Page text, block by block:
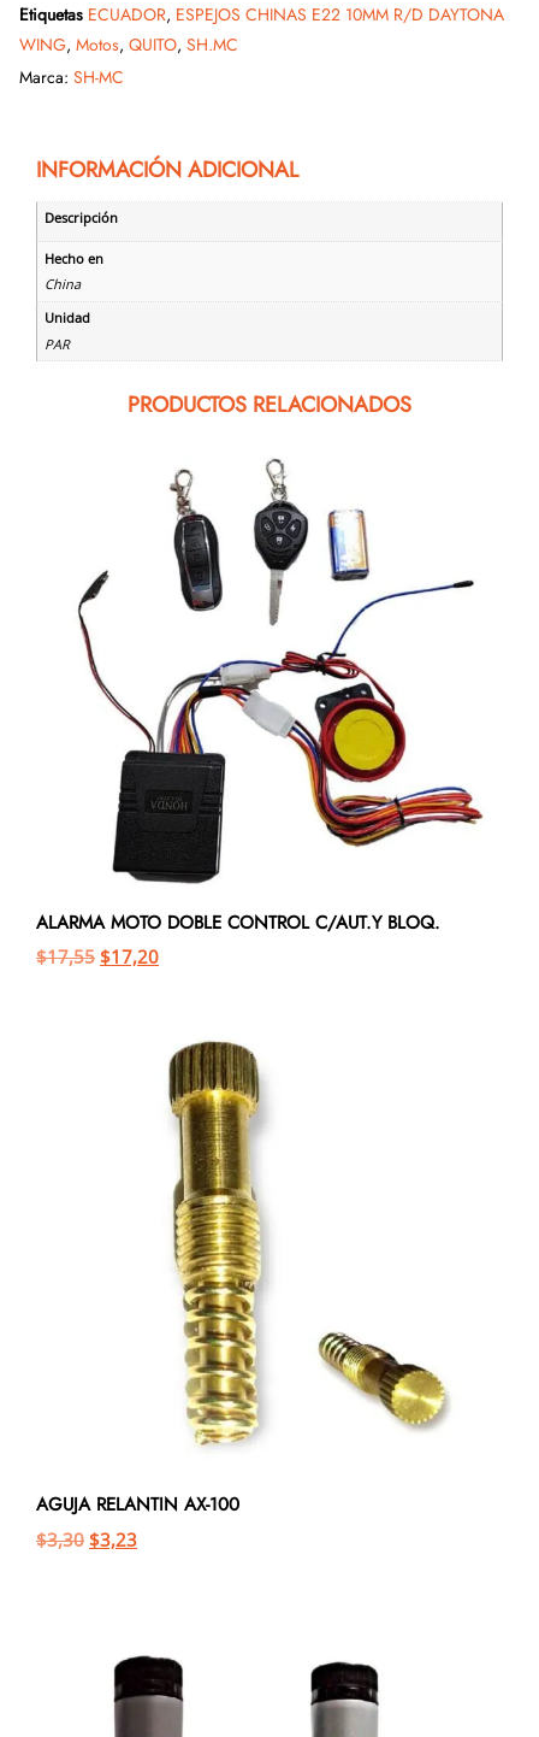
Etiquetas ECUADOR, ESPEJOS CHINAS E22 10MM R/D DAYTONA
WING, Motos, QUITO, SH.MC
Marca: SH-MC
INFORMACIÓN ADICIONAL
Descripción
Hecho en
China
Unidad
PAR
PRODUCTOS RELACIONADOS
ALARMA MOTO DOBLE CONTROL C/AUT.Y BLOQ.
$17,55 $17,20
AGUJA RELANTIN AX-100
$3,30 $3,23